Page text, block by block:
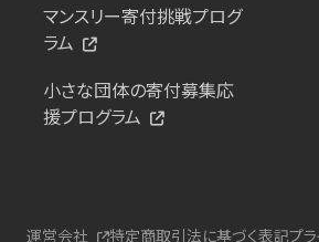
マンスリー寄付挑戦プログ
ラム
小さな団体の寄付募集応
援プログラム
運営会社 特定商取引法に基づく表記プ